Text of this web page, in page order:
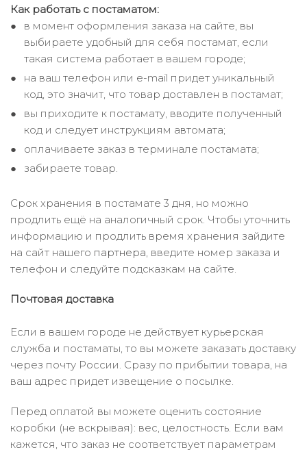
Как работать с постаматом:
в момент оформления заказа на сайте, вы
выбираете удобный для себя постамат, если
такая система работает в вашем городе;
на ваш телефон или e-mail придет уникальный
код, это значит, что товар доставлен в постамат;
вы приходите к постамату, вводите полученный
код и следует инструкциям автомата;
оплачиваете заказ в терминале постамата;
забираете товар.
Срок хранения в постамате 3 дня, но можно
продлить ещё на аналогичный срок. Чтобы уточнить
информацию и продлить время хранения зайдите
на сайт нашего партнера, введите номер заказа и
телефон и следуйте подсказкам на сайте.
Почтовая доставка
Если в вашем городе не действует курьерская
служба и постаматы, то вы можете заказать доставку
через почту России. Сразу по прибытии товара, на
ваш адрес придет извещение о посылке.
Перед оплатой вы можете оценить состояние
коробки (не вскрывая): вес, целостность. Если вам
кажется, что заказ не соответствует параметрам